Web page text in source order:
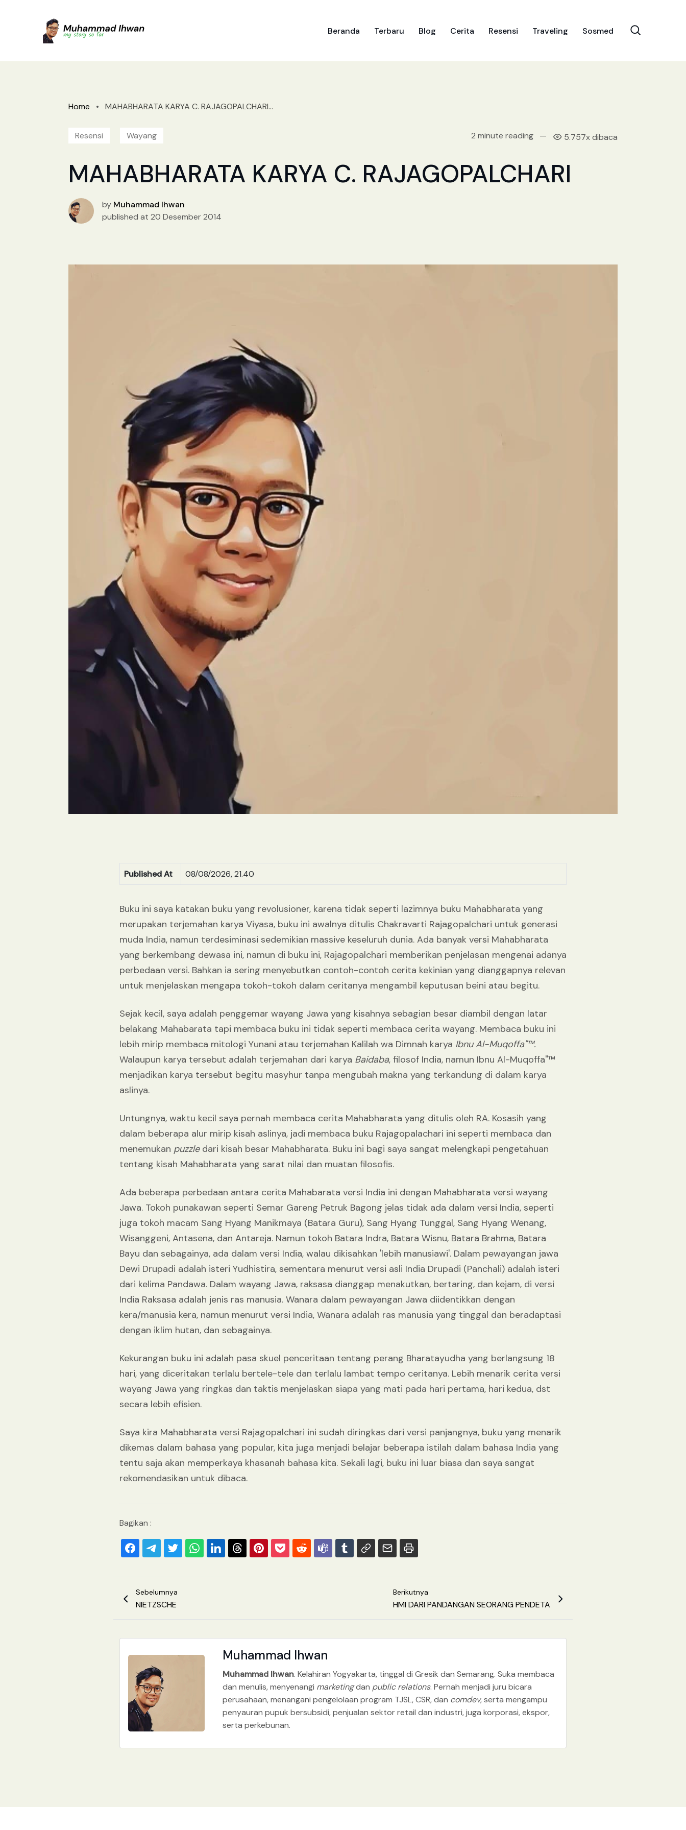
Beranda Terbaru Blog Cerita Resensi Traveling Sosmed
Home • MAHABHARATA KARYA C. RAJAGOPALCHARI...
Resensi Wayang 2 minute reading — 5.757x dibaca
MAHABHARATA KARYA C. RAJAGOPALCHARI
by Muhammad Ihwan
published at 20 Desember 2014
Published At 08/08/2026, 21.40
Buku ini saya katakan buku yang revolusioner, karena tidak seperti lazimnya buku Mahabharata yang
merupakan terjemahan karya Viyasa, buku ini awalnya ditulis Chakravarti Rajagopalchari untuk generasi
muda India, namun terdesiminasi sedemikian massive keseluruh dunia. Ada banyak versi Mahabharata
yang berkembang dewasa ini, namun di buku ini, Rajagopalchari memberikan penjelasan mengenai adanya
perbedaan versi. Bahkan ia sering menyebutkan contoh-contoh cerita kekinian yang dianggapnya relevan
untuk menjelaskan mengapa tokoh-tokoh dalam ceritanya mengambil keputusan beini atau begitu.
Sejak kecil, saya adalah penggemar wayang Jawa yang kisahnya sebagian besar diambil dengan latar
belakang Mahabarata tapi membaca buku ini tidak seperti membaca cerita wayang. Membaca buku ini
lebih mirip membaca mitologi Yunani atau terjemahan Kalilah wa Dimnah karya Ibnu Al-Muqoffa"™.
Walaupun karya tersebut adalah terjemahan dari karya Baidaba, filosof India, namun Ibnu Al-Muqoffa"™
menjadikan karya tersebut begitu masyhur tanpa mengubah makna yang terkandung di dalam karya
aslinya.
Untungnya, waktu kecil saya pernah membaca cerita Mahabharata yang ditulis oleh RA. Kosasih yang
dalam beberapa alur mirip kisah aslinya, jadi membaca buku Rajagopalachari ini seperti membaca dan
menemukan puzzle dari kisah besar Mahabharata. Buku ini bagi saya sangat melengkapi pengetahuan
tentang kisah Mahabharata yang sarat nilai dan muatan filosofis.
Ada beberapa perbedaan antara cerita Mahabarata versi India ini dengan Mahabharata versi wayang
Jawa. Tokoh punakawan seperti Semar Gareng Petruk Bagong jelas tidak ada dalam versi India, seperti
juga tokoh macam Sang Hyang Manikmaya (Batara Guru), Sang Hyang Tunggal, Sang Hyang Wenang,
Wisanggeni, Antasena, dan Antareja. Namun tokoh Batara Indra, Batara Wisnu, Batara Brahma, Batara
Bayu dan sebagainya, ada dalam versi India, walau dikisahkan 'lebih manusiawi'. Dalam pewayangan jawa
Dewi Drupadi adalah isteri Yudhistira, sementara menurut versi asli India Drupadi (Panchali) adalah isteri
dari kelima Pandawa. Dalam wayang Jawa, raksasa dianggap menakutkan, bertaring, dan kejam, di versi
India Raksasa adalah jenis ras manusia. Wanara dalam pewayangan Jawa diidentikkan dengan
kera/manusia kera, namun menurut versi India, Wanara adalah ras manusia yang tinggal dan beradaptasi
dengan iklim hutan, dan sebagainya.
Kekurangan buku ini adalah pasa skuel penceritaan tentang perang Bharatayudha yang berlangsung 18
hari, yang diceritakan terlalu bertele-tele dan terlalu lambat tempo ceritanya. Lebih menarik cerita versi
wayang Jawa yang ringkas dan taktis menjelaskan siapa yang mati pada hari pertama, hari kedua, dst
secara lebih efisien.
Saya kira Mahabharata versi Rajagopalchari ini sudah diringkas dari versi panjangnya, buku yang menarik
dikemas dalam bahasa yang popular, kita juga menjadi belajar beberapa istilah dalam bahasa India yang
tentu saja akan memperkaya khasanah bahasa kita. Sekali lagi, buku ini luar biasa dan saya sangat
rekomendasikan untuk dibaca.
Bagikan :
Sebelumnya
NIETZSCHE
Berikutnya
HMI DARI PANDANGAN SEORANG PENDETA
Muhammad Ihwan
Muhammad Ihwan. Kelahiran Yogyakarta, tinggal di Gresik dan Semarang. Suka membaca
dan menulis, menyenangi marketingdan public relations. Pernah menjadi juru bicara
perusahaan, menangani pengelolaan program TJSL, CSR, dan comdev, serta mengampu
penyauran pupuk bersubsidi, penjualan sektor retail dan industri, juga korporasi, ekspor,
serta perkebunan.